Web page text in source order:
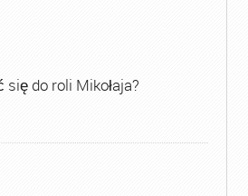
do roli Mikołaja?